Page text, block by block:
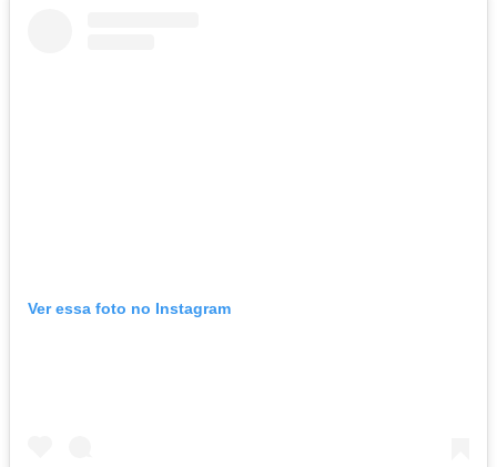
Ver essa foto no Instagram